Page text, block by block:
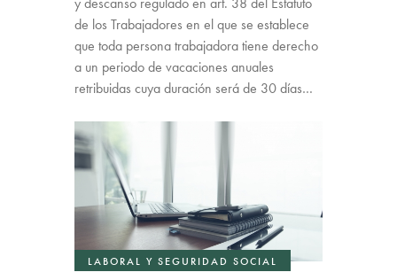
de los Trabajadores en el que se establece
que toda persona trabajadora tiene derecho
a un periodo de vacaciones anuales
retribuidas cuya duración será de 30 días…
LABORAL Y SEGURIDAD SOCIAL